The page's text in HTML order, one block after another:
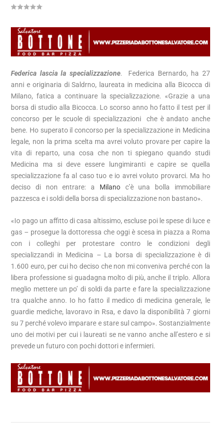
Federica lascia la specializzazione. Federica Bernardo, ha 27
anni e originaria di Saldrno, laureata in medicina alla Bicocca di
Milano, fatica a continuare la specializzazione. «Grazie a una
borsa di studio alla Bicocca. Lo scorso anno ho fatto il test per il
concorso per le scuole di specializzazioni che è andato anche
bene. Ho superato il concorso per la specializzazione in Medicina
legale, non la prima scelta ma avrei voluto provare per capire la
vita di reparto, una cosa che non ti spiegano quando studi
Medicina ma si deve essere lungimiranti e capire se quella
specializzazione fa al caso tuo e io avrei voluto provarci. Ma ho
deciso di non entrare: a Milanoc’è una bolla immobiliare
pazzesca e i soldi della borsa di specializzazione non bastano».
«Io pago un affitto di casa altissimo, escluse poi le spese di luce e
gas – prosegue la dottoressa che oggi è scesa in piazza a Roma
con i colleghi per protestare contro le condizioni degli
specializzandi in Medicina – La borsa di specializzazione è di
1.600 euro, per cui ho deciso che non mi conveniva perché con la
libera professione si guadagna molto di più, anche il triplo. Allora
meglio mettere un po’ di soldi da parte e fare la specializzazione
tra qualche anno. Io ho fatto il medico di medicina generale, le
guardie mediche, lavoravo in Rsa, e davo la disponibilità 7 giorni
su 7 perché volevo imparare e stare sul campo». Sostanzialmente
uno dei motivi per cui i laureati se ne vanno anche all’estero e si
prevede un futuro con pochi dottori e infermieri.